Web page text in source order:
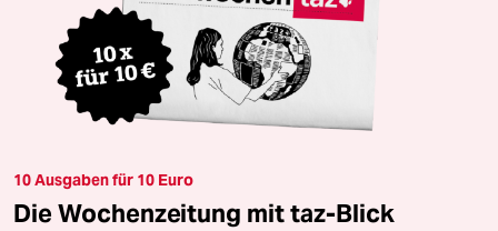
10 Ausgaben für 10 Euro
Die Wochenzeitung mit taz-Blick